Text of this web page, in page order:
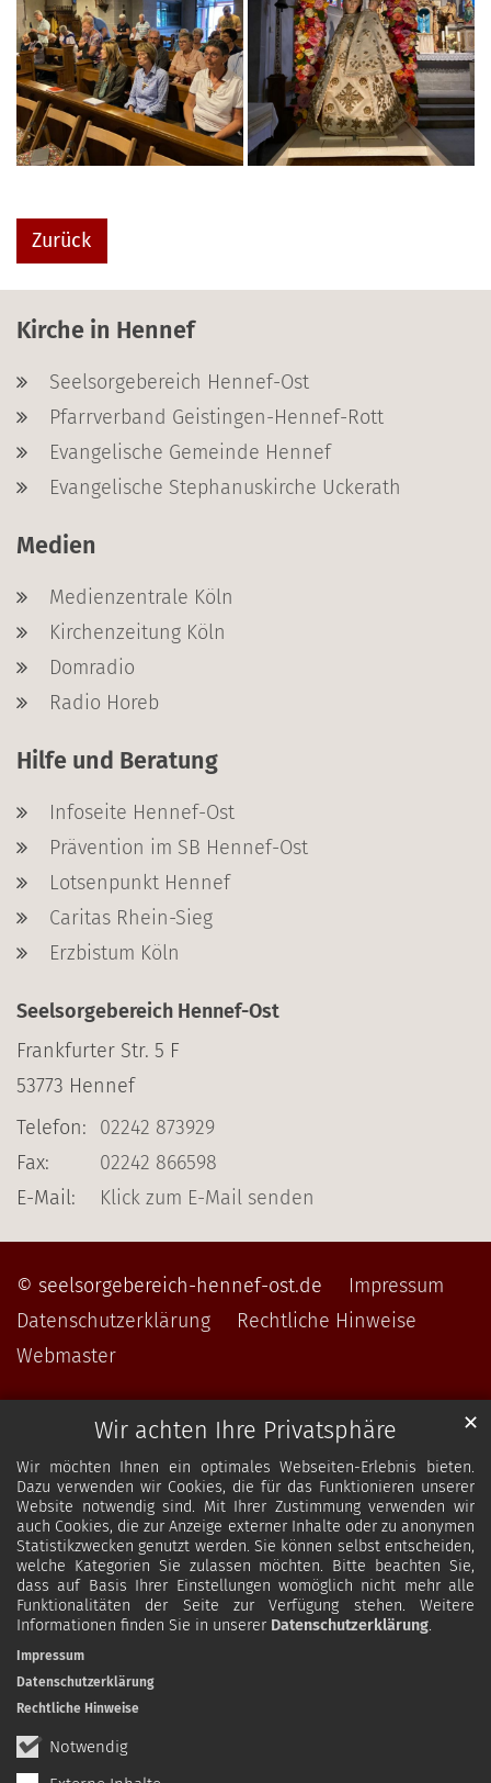
Wir achten Ihre Privatsphäre
Wir möchten Ihnen ein optimales Webseiten-Erlebnis bieten.
Dazu verwenden wir Cookies, die für das Funktionieren unserer
Website notwendig sind. Mit Ihrer Zustimmung verwenden wir
auch Cookies, die zur Anzeige externer Inhalte oder zu anonymen
Statistikzwecken genutzt werden. Sie können selbst entscheiden,
welche Kategorien Sie zulassen möchten. Bitte beachten Sie,
dass auf Basis Ihrer Einstellungen womöglich nicht mehr alle
Funktionalitäten der Seite zur Verfügung stehen. Weitere
Informationen finden Sie in unserer Datenschutzerklärung.
Notwendig
✕
Impressum
Datenschutzerklärung
Rechtliche Hinweise
Zurück
Kirche in Hennef
Seelsorgebereich Hennef-Ost
Pfarrverband Geistingen-Hennef-Rott
Evangelische Gemeinde Hennef
Evangelische Stephanuskirche Uckerath
Medien
Medienzentrale Köln
Kirchenzeitung Köln
Domradio
Radio Horeb
Hilfe und Beratung
Infoseite Hennef-Ost
Prävention im SB Hennef-Ost
Lotsenpunkt Hennef
Caritas Rhein-Sieg
Erzbistum Köln
Seelsorgebereich Hennef-Ost
Frankfurter Str. 5 F
53773 Hennef
Telefon:
02242 873929
Fax:
02242 866598
E-Mail:
Klick zum E-Mail senden
© seelsorgebereich-hennef-ost.de
Impressum
Datenschutzerklärung
Rechtliche Hinweise
Webmaster